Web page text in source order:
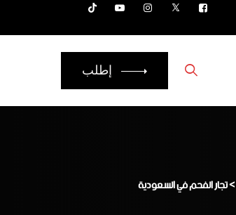
إطلب
>تجار الفحم في السعودية